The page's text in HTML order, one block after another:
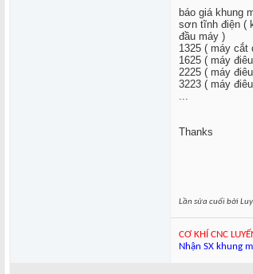
báo giá khung
sơn tĩnh điện (
đầu máy )
1325 ( máy
1625 ( máy
2225 ( máy
3223 ( máy
...
Thanks
Lần sửa cuối bởi
CƠ KHÍ CNC
Nhận SX khung